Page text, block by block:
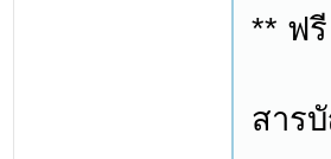
** ฟ
สาร